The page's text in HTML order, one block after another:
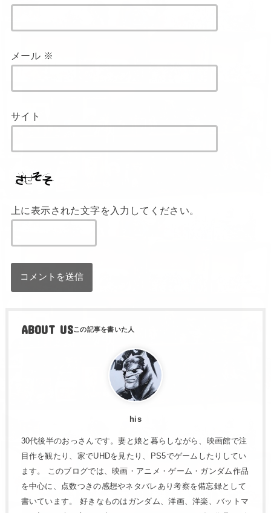
メール ※
サイト
上に表示された文字を入力してください。
ABOUT US
his
30代後半のおっさんです。妻と娘と暮らしながら、映画館で注
目作を観たり、家でUHDを見たり、PS5でゲームしたりしてい
ます。 このブログでは、映画・アニメ・ゲーム・ガンダム作品
を中心に、点数つきの感想やネタバレあり考察を備忘録として
書いています。 好きなものはガンダム、洋画、洋楽、バットマ